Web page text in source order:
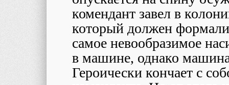
комендант завел в
который должен
самое невообразимое
в машине, однако
Героически кончает с